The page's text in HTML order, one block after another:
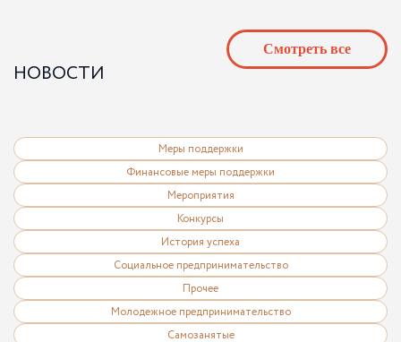
Подробнее
НОВОСТИ
Меры поддержки
Финансовые меры поддержки
Мероприятия
Конкурсы
История успеха
Социальное предпринимательство
Прочее
Молодежное предпринимательство
Самозанятые
Cмотреть все